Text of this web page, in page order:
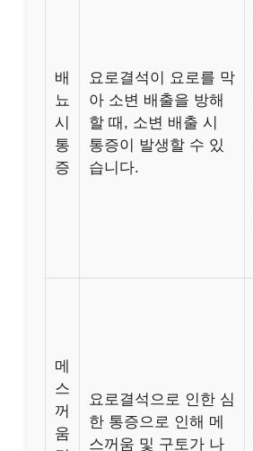
배
뇨
시
통
증
요로결석이 요로를 막
아 소변 배출을 방해
할 때, 소변 배출 시
통증이 발생할 수 있
습니다.
메
스
꺼
움
요로결석으로 인한 심
한 통증으로 인해 메
스꺼움 및 구토가 나